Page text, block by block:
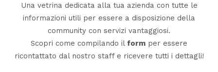
Una vetrina dedicata alla tua azienda con tutte le
informazioni utili per essere a disposizione della
community con servizi vantaggiosi.
Scopri come compilando il form per essere
ricontattato dal nostro staff e ricevere tutti i dettagli!